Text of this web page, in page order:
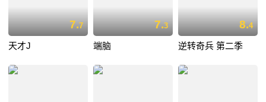
7.7
天才J
7.3
端脑
8.4
逆转奇兵 第二季